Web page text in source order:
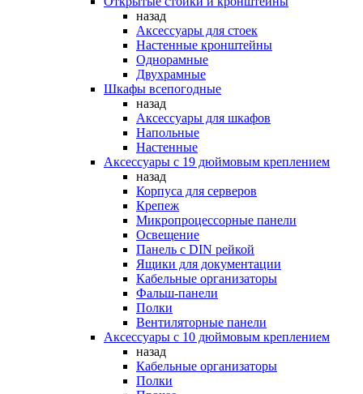
назад
Аксессуары для стоек
Настенные кронштейны
Однорамные
Двухрамные
Шкафы всепогодные
назад
Аксессуары для шкафов
Напольные
Настенные
Аксессуары с 19 дюймовым креплением
назад
Корпуса для серверов
Крепеж
Микропроцессорные панели
Освещение
Панель с DIN рейкой
Ящики для документации
Кабельные организаторы
Фальш-панели
Полки
Вентиляторные панели
Аксессуары с 10 дюймовым креплением
назад
Кабельные организаторы
Полки